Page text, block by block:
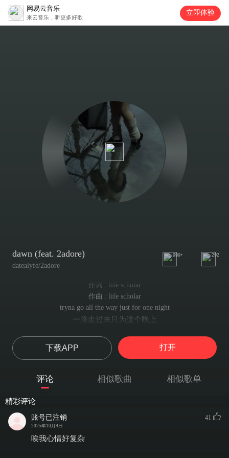
网易云音乐
来云音乐，听更多好歌
立即体验
dawn (feat. 2adore)
datealyfe/2adore
999+ 292
作词 : life scholar
作曲 : life scholar
tryna go all the way just for one night
一路走过来只为这个晚上
我们在一起的时候真幸福
when I see u baby yeah you know It’s on site
我遇见你时 宝贝 你知道这是真实的
尽管我们有分歧 但我们关系依旧很好
like no my love for you is so real
下载APP 打开
评论 相似歌曲 相似歌单
精彩评论
账号已注销
2025年10月9日
41
唉我心情好复杂